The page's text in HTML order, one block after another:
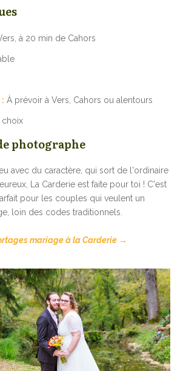
à 20 min de Cahors
À prévoir à Vers, Cahors ou alentours
choix
photographe
avec du caractère, qui sort de l'ordinaire
La Carderie est faite pour toi ! C'est
pour les couples qui veulent un
loin des codes traditionnels.
mariage à la Carderie →